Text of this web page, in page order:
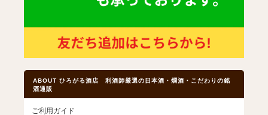
ABOUT ひろがる酒店 利酒師厳選の日本酒・燗酒・こだわりの銘
酒通販
ご利用ガイド